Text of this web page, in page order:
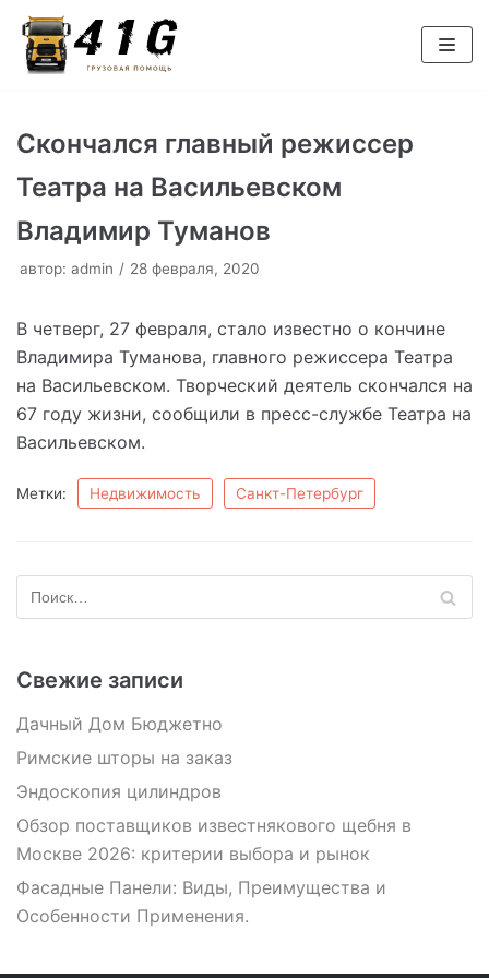
Перейти
к
Скончался главный режиссер
Театра на Васильевском
Владимир Туманов
автор: admin 28 февраля, 2020
В четверг, 27 февраля, стало известно о кончине
Владимира Туманова, главного режиссера Театра
на Васильевском. Творческий деятель скончался на
67 году жизни, сообщили в пресс-службе Театра на
Васильевском.
Метки: Недвижимость Санкт-Петербург
Свежие записи
Дачный Дом Бюджетно
Римские шторы на заказ
Эндоскопия цилиндров
Обзор поставщиков известнякового щебня в
Москве 2026: критерии выбора и рынок
Фасадные Панели: Виды, Преимущества и
Особенности Применения.